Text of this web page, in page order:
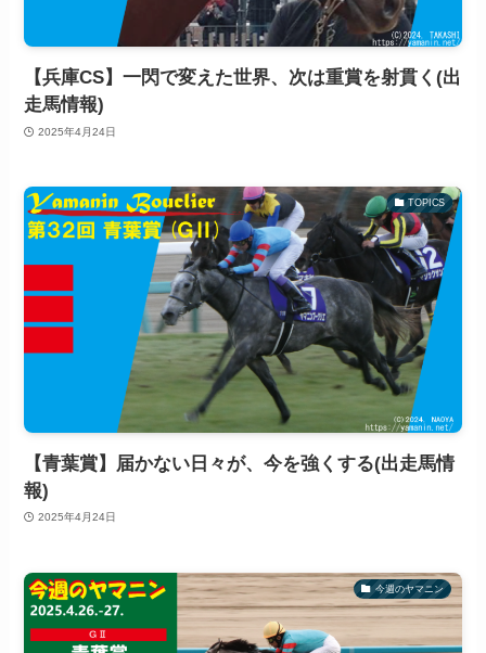
【兵庫CS】一閃で変えた世界、次は重賞を射貫く(出
走馬情報)
2025年4月24日
TOPICS
【青葉賞】届かない日々が、今を強くする(出走馬情
報)
2025年4月24日
今週のヤマニン